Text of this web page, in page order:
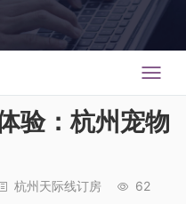
验：杭州宠物
杭州天际线订房 62